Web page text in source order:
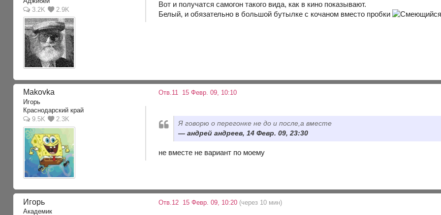
3.2K
2.9K
Вот и получатся самогон такого вида, как в кино показывают.
Белый, и обязательно в большой бутылке с кочаном вместо пробки
Makovka
Игорь
Краснодарский край
9.5K
2.3K
Отв.11 15 Февр. 09, 10:10
Я говорю о перегонке не до и после,а вместе
андрей андреев, 14 Февр. 09, 23:30
не вместе не вариант по моему
Игорь
Академик
Отв.12 15 Февр. 09, 10:20 (через 10 мин)